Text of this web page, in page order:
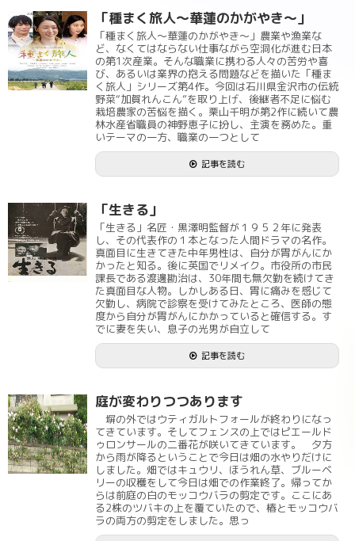
「種まく旅人～華蓮のかがやき～」
「種まく旅人～華蓮のかがやき～」農業や漁業な
ど、なくてはならない仕事ながら空洞化が進む日本
の第1次産業。そんな職業に携わる人々の苦労や喜
び、あるいは業界の抱える問題などを描いた「種ま
く旅人」シリーズ第4作。今回は石川県金沢市の伝統
野菜“加賀れんこん”を取り上げ、後継者不足に悩む
栽培農家の苦悩を描く。栗山千明が第2作に続いて農
林水産省職員の神野恵子に扮し、主演を務めた。重
いテーマの一方、職業の一つとして
記事を読む
「生きる」
「生きる」名匠・黒澤明監督が１９５２年に発表
し、その代表作の１本となった人間ドラマの名作。
真面目に生きてきた中年男性は、自分が胃がんにか
かったと知る。後に英国でリメイク。市役所の市民
課長である渡邊勘治は、30年間も無欠勤を続けてき
た真面目な人物。しかしある日、胃に痛みを感じて
欠勤し、病院で診察を受けてみたところ、医師の態
度から自分が胃がんにかかっていると確信する。す
でに妻を失い、息子の光男が自立して
記事を読む
庭が変わりつつあります
塀の外ではウティガルトフォールが終わりになっ
てきています。そしてフェンスの上ではピエールド
ゥロンサールの二番花が咲いてきています。 夕方
から雨が降るということで今日は畑の水やりだけに
しました。畑ではキュウリ、ほうれん草、ブルーベ
リーの収穫をして今日は畑での作業終了。帰ってか
らは前庭の白のモッコウバラの剪定です。ここにあ
る2株のツバキの上を覆ていたので、椿とモッコウバ
ラの両方の剪定をしました。思っ